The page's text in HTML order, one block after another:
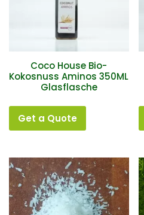
Coco House Bio-
Kokosnuss Aminos 350ML
Glasflasche
Get a Quote